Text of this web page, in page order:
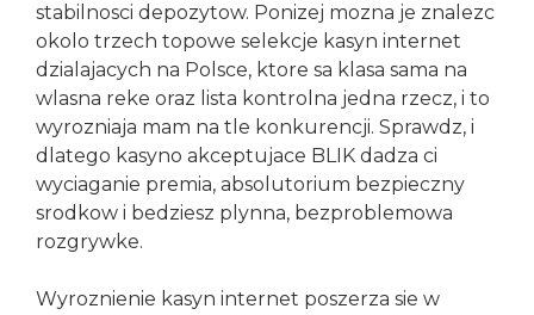
stabilnosci depozytow. Ponizej mozna je znalezc
okolo trzech topowe selekcje kasyn internet
dzialajacych na Polsce, ktore sa klasa sama na
wlasna reke oraz lista kontrolna jedna rzecz, i to
wyrozniaja mam na tle konkurencji. Sprawdz, i
dlatego kasyno akceptujace BLIK dadza ci
wyciaganie premia, absolutorium bezpieczny
srodkow i bedziesz plynna, bezproblemowa
rozgrywke.
Wyroznienie kasyn internet poszerza sie w